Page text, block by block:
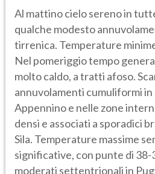
Al mattino cielo sereno in
qualche modesto
tirrenica. Temperature
Nel pomeriggio tempo
molto caldo, a tratti afoso.
annuvolamenti cumuliformi in
Appennino e nelle zone
densi e associati a sporadici
Sila. Temperature massime
significative, con punte di 38-
moderati settentrionali in